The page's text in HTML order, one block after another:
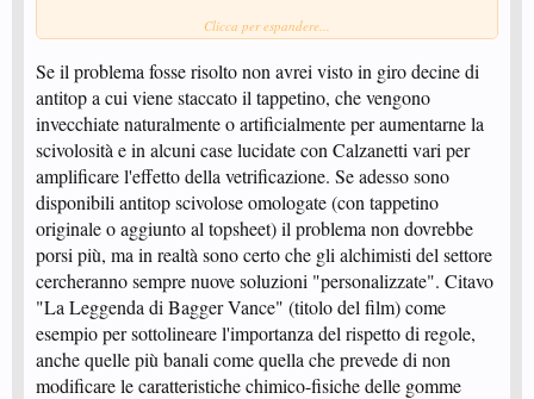
per il personaggio inventato Rannulph Junuh (non Bagger Vance
Invece sostituire la gommapiuma io non lo vedo neanche vicino ad essere
borderline se il materiale lo consente, ovvio che non mi metterei mai a
separare gomma e gommapiuma se sono vulcanizzate ad esempio, c'è
troppo rischio di modificare il topsheet rovinandolo e quindi rendendolo non
regolare.
Clicca per espandere...
Se il problema fosse risolto non avrei visto in giro decine di
antitop a cui viene staccato il tappetino, che vengono
invecchiate naturalmente o artificialmente per aumentarne la
scivolosità e in alcuni case lucidate con Calzanetti vari per
amplificare l'effetto della vetrificazione. Se adesso sono
disponibili antitop scivolose omologate (con tappetino
originale o aggiunto al topsheet) il problema non dovrebbe
porsi più, ma in realtà sono certo che gli alchimisti del settore
cercheranno sempre nuove soluzioni "personalizzate". Citavo
"La Leggenda di Bagger Vance" (titolo del film) come
esempio per sottolineare l'importanza del rispetto di regole,
anche quelle più banali come quella che prevede di non
modificare le caratteristiche chimico-fisiche delle gomme